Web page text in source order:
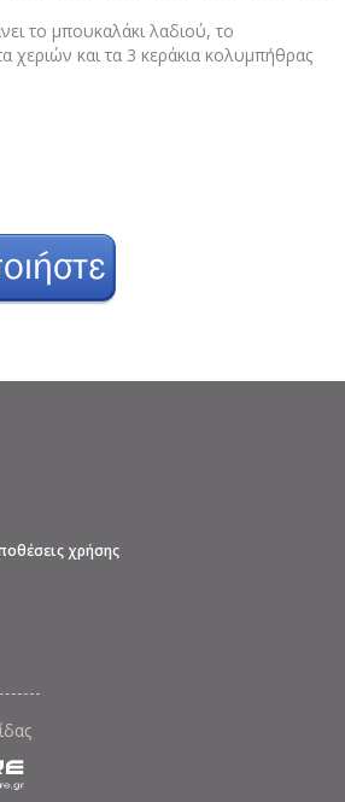
το μπουκαλάκι λαδιού, το
χεριών και τα 3 κεράκια κολυμπήθρας
χρήσης